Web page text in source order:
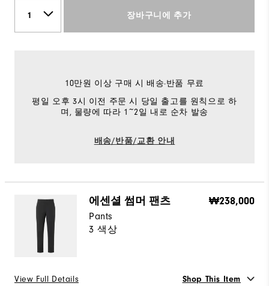
장바구니에 추가
10만원 이상 구매 시 배송·반품 무료
평일 오후 3시 이전 주문 시 당일 출고를 원칙으로 하
며, 물량에 따라 1~2일 내로 순차 발송
배송/반품/교환 안내
에센셜 썸머 팬츠
Pants
3 색상
₩238,000
View Full Details Shop This Item